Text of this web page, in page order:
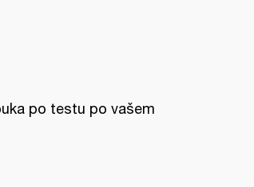
po testu po vašem